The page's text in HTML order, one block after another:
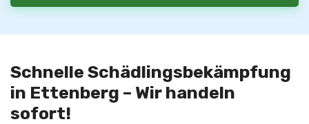
Schnelle Schädlingsbekämpfung
in Ettenberg – Wir handeln
sofort!